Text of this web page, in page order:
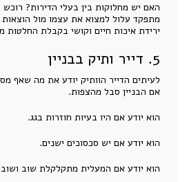
האם יש מחלוקות בין בעלי הדירות?
מתפקד עלול למצוא את עצמו מול הוצאות
ירידת איכות חיים וקושי בקבלת החלטות
5. דייר ותיק בבניין
לעיתים הדייר הוותיק יודע את מה שאף
אם הבניין סבל מהצפות.
הוא יודע אם היו בעיות חוזרות בגג.
הוא יודע אם יש סכסוכים ישנים.
הוא יודע אם המעלית מתקלקלת שוב